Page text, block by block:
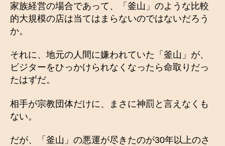
家族経営の場合であって、「釜山」のような比較
的大規模の店は当てはまらないのではないだろう
か。
それに、地元の人間に嫌われていた「釜山」が、
ビジターをひっかけられなくなったら命取りだっ
たはずだ。
相手が宗教団体だけに、まさに神罰と言えなくも
ない。
だが、「釜山」の悪運が尽きたのが30年以上のさ